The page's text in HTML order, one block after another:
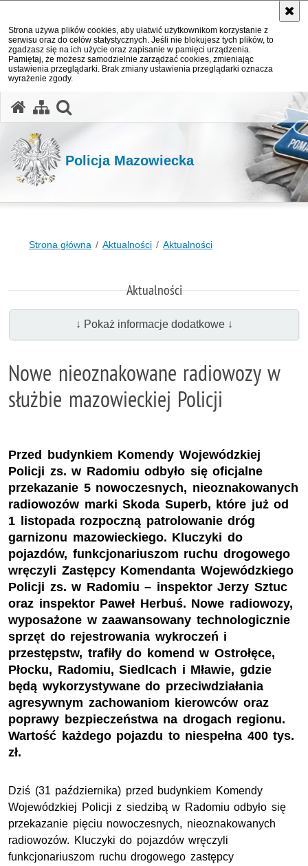
Strona używa plików cookies, aby ułatwić użytkownikom korzystanie z
serwisu oraz do celów statystycznych. Jeśli nie blokujesz tych plików, to
zgadzasz się na ich użycie oraz zapisanie w pamięci urządzenia.
Pamiętaj, że możesz samodzielnie zarządzać cookies, zmieniając
ustawienia przeglądarki. Brak zmiany ustawienia przeglądarki oznacza
wyrażenie zgody.
Policja Mazowiecka
Strona główna Aktualności Aktualności
Aktualności
↓ Pokaż informacje dodatkowe ↓
Nowe nieoznakowane radiowozy w
służbie mazowieckiej Policji
Przed budynkiem Komendy Wojewódzkiej
Policji zs. w Radomiu odbyło się oficjalne
przekazanie 5 nowoczesnych, nieoznakowanych
radiowozów marki Skoda Superb, które już od
1 listopada rozpoczną patrolowanie dróg
garnizonu mazowieckiego. Kluczyki do
pojazdów, funkcjonariuszom ruchu drogowego
wręczyli Zastępcy Komendanta Wojewódzkiego
Policji zs. w Radomiu – inspektor Jerzy Sztuc
oraz inspektor Paweł Herbuś. Nowe radiowozy,
wyposażone w zaawansowany technologicznie
sprzęt do rejestrowania wykroczeń i
przestępstw, trafiły do komend w Ostrołęce,
Płocku, Radomiu, Siedlcach i Mławie, gdzie
będą wykorzystywane do przeciwdziałania
agresywnym zachowaniom kierowców oraz
poprawy bezpieczeństwa na drogach regionu.
Wartość każdego pojazdu to niespełna 400 tys.
zł.
Dziś (31 października) przed budynkiem Komendy
Wojewódzkiej Policji z siedzibą w Radomiu odbyło się
przekazanie pięciu nowoczesnych, nieoznakowanych
radiowozów. Kluczyki do pojazdów wręczyli
funkcjonariuszom ruchu drogowego zastępcy